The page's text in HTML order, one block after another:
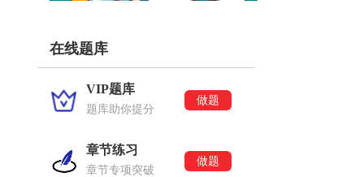
在线题库
VIP题库
题库助你提分
做题
章节练习
章节专项突破
做题